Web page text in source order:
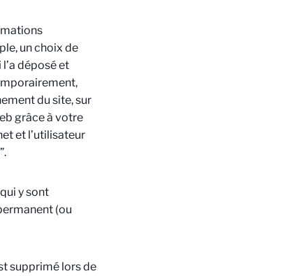
un choix de
déposé et
du site, sur
grâce à votre
et l’utilisateur
y sont
(ou
supprimé lors de